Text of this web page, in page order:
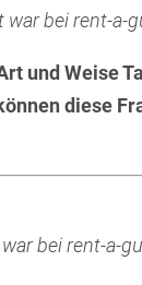
bei rent-a-
und Weise
diese
bei rent-a-